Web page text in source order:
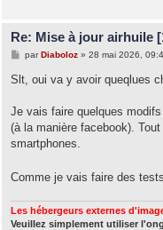
Re: Mise à jour airhuile
M
s
s
e
parDiaboloz» 28 mai 2026,
Slt, oui va y avoir queqlues
Je vais faire quelques
(à la manière facebook).
smartphones.
Comme je vais faire des
Les hébergeurs externes
Veuillez simplement utiliser